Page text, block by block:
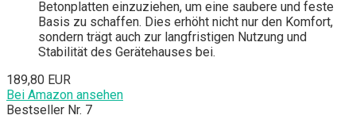
Betonplatten einzuziehen, um eine saubere und feste
Basis zu schaffen. Dies erhöht nicht nur den Komfort,
sondern trägt auch zur langfristigen Nutzung und
Stabilität des Gerätehauses bei.
189,80 EUR
Bei Amazon ansehen
Bestseller Nr. 7